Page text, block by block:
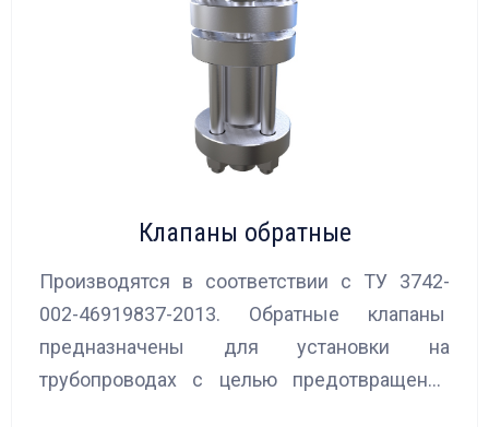
Клапаны обратные
Производятся в соответствии с ТУ 3742-
002-46919837-2013. Обратные клапаны
предназначены для установки на
трубопроводах с целью предотвращения